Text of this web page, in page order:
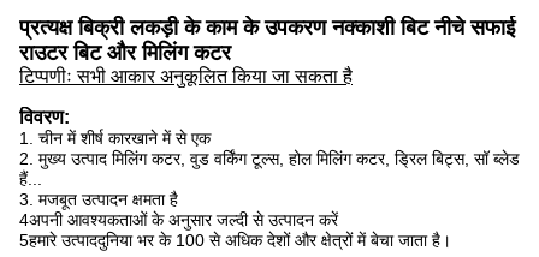
प्रत्यक्ष बिक्री लकड़ी के काम के उपकरण नक्काशी बिट नीचे सफाई
राउटर बिट और मिलिंग कटर
टिप्पणीः सभी आकार अनुकूलित किया जा सकता है
विवरण:
1. चीन में शीर्ष कारखाने में से एक
2. मुख्य उत्पाद मिलिंग कटर, वुड वर्किंग टूल्स, होल मिलिंग कटर, ड्रिल बिट्स, सॉ ब्लेड
हैं...
3. मजबूत उत्पादन क्षमता है
4अपनी आवश्यकताओं के अनुसार जल्दी से उत्पादन करें
5हमारे उत्पाददुनिया भर के 100 से अधिक देशों और क्षेत्रों में बेचा जाता है।